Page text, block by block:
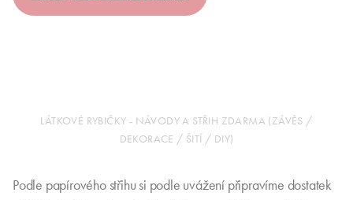
LÁTKOVÉ RYBIČKY - NÁVODY A STŘIH ZDARMA (ZÁVĚS /
DEKORACE / ŠITÍ / DIY)
Podle papírového střihu si podle uvážení připravíme dostatek